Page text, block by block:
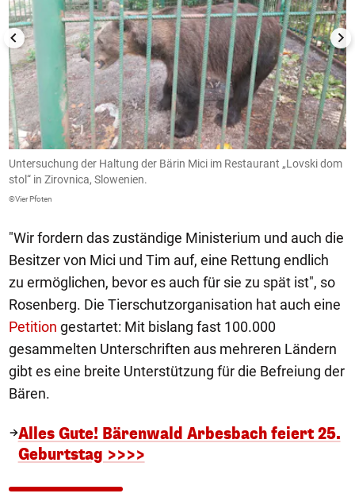
Untersuchung der Haltung der Bärin Mici im Restaurant „Lovski dom
stol“ in Zirovnica, Slowenien.
©Vier Pfoten
"Wir fordern das zuständige Ministerium und auch die
Besitzer von Mici und Tim auf, eine Rettung endlich
zu ermöglichen, bevor es auch für sie zu spät ist", so
Rosenberg. Die Tierschutzorganisation hat auch eine
Petition gestartet: Mit bislang fast 100.000
gesammelten Unterschriften aus mehreren Ländern
gibt es eine breite Unterstützung für die Befreiung der
Bären.
Alles Gute! Bärenwald Arbesbach feiert 25.
Geburtstag >>>>